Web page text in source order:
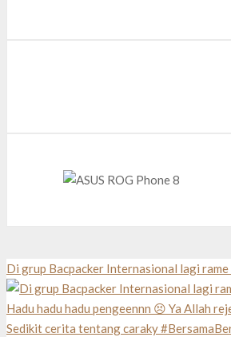
Di grup Bacpacker Internasional lagi
Sedikit cerita tentang caraky